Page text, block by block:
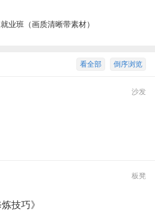
业班（画质清晰带素材）
倒序浏览
看全部
沙发
板凳
技巧》